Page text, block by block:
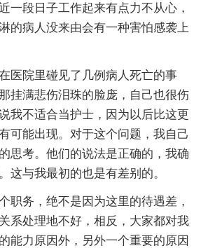
一段日子工作起来有点力不从心，
的病人没来由会有一种害怕感袭上
医院里碰见了几例病人死亡的事
挂满悲伤泪珠的脸庞，自己也很伤
我不适合当护士，因为以后比这更
可能出现。对于这个问题，我自己
思考。他们的说法是正确的，我确
这与我最初的也是有差别的。
职务，绝不是因为这里的待遇差，
系处理地不好，相反，大家都对我
能力原因外，另外一个重要的原因